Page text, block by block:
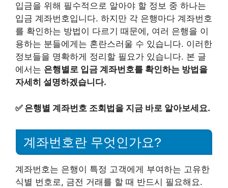
입금을 위해 필수적으로 알아야 할 정보 중 하나는
입금 계좌번호입니다. 하지만 각 은행마다 계좌번호
를 확인하는 방법이 다르기 때문에, 여러 은행을 이
용하는 분들에게는 혼란스러울 수 있습니다. 이러한
정보들을 명확하게 정리할 필요가 있습니다. 본 글
에서는 은행별로 입금 계좌번호를 확인하는 방법을
자세히 설명하겠습니다.
✅ 은행별 계좌번호 조회법을 지금 바로 알아보세요.
계좌번호란 무엇인가요?
계좌번호는 은행이 특정 고객에게 부여하는 고유한
식별 번호로, 금전 거래를 할 때 반드시 필요해요.